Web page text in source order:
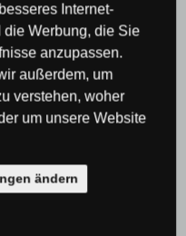
Internet-
Werbung, die Sie
anzupassen.
außerdem, um
verstehen, woher
um unsere Website
ändern